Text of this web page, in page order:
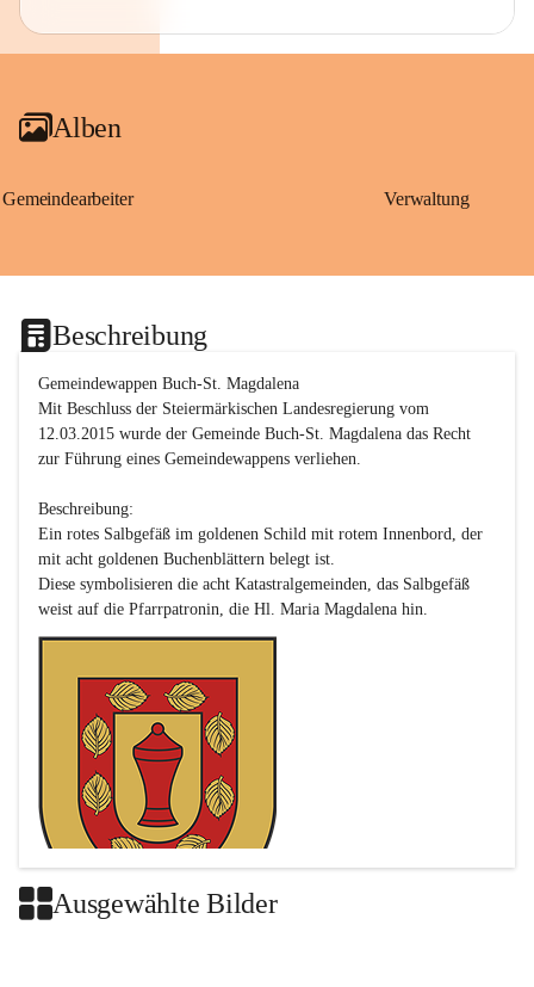
Alben
Gemeindearbeiter Verwaltung
Beschreibung
Gemeindewappen Buch-St. Magdalena
Mit Beschluss der Steiermärkischen Landesregierung vom
12.03.2015 wurde der Gemeinde Buch-St. Magdalena das Recht
zur Führung eines Gemeindewappens verliehen.
Beschreibung:
Ein rotes Salbgefäß im goldenen Schild mit rotem Innenbord, der
mit acht goldenen Buchenblättern belegt ist.
Diese symbolisieren die acht Katastralgemeinden, das Salbgefäß
Ausgewählte Bilder